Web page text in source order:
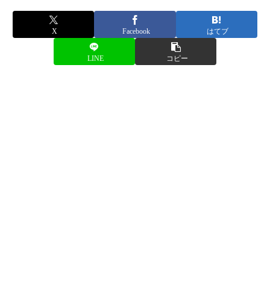
X Facebook はてブ
LINE コピー